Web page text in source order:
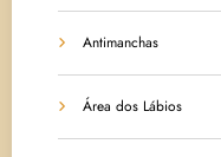
Antimanchas
Área dos Lábios